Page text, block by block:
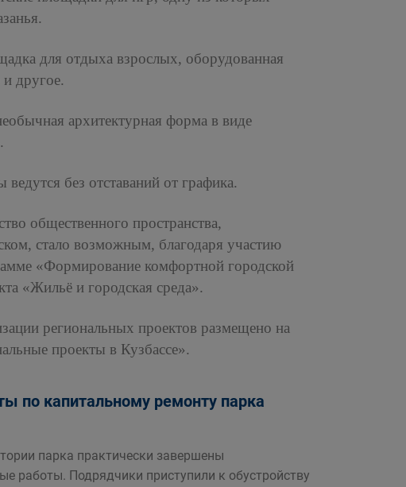
для отдыха взрослых, оборудованная
другое.
архитектурная форма в виде
без отставаний от графика.
общественного пространства,
стало возможным, благодаря участию
«Формирование комфортной городской
«Жильё и городская среда».
региональных проектов размещено на
проекты в Кузбассе».
по капитальному ремонту парка
парка практически завершены
работы. Подрядчики приступили к обустройству